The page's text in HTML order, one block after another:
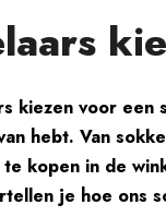
kiezen voor
hebt. Van
kopen in de
je hoe ons